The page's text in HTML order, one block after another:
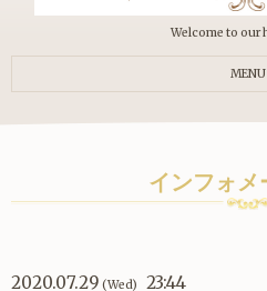
Welcome to our
MENU
インフォメ
2020.07.29 (Wed) 23:44